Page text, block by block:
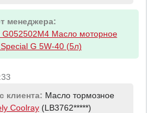
менеджера:
G052502M4 Масло моторное
Special G 5W-40 (5л)
клиента: Масло тормозное
Coolray(LB3762*****)